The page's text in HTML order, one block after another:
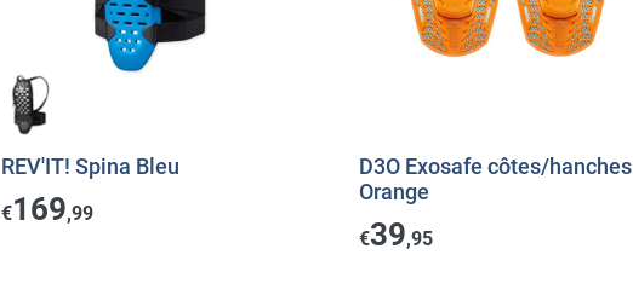
REV'IT! Spina Bleu
€169,99
D3O Exosafe côtes/hanches
Orange
€39,95